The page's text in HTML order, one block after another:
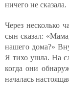
ничего не сказала.
Через несколько
сын сказал:
нашего дома?»
Я тихо ушла. На
когда они
началась